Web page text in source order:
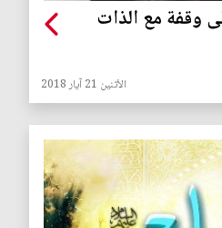
وقفة مع الذات
الأثنين 21 آيار 2018